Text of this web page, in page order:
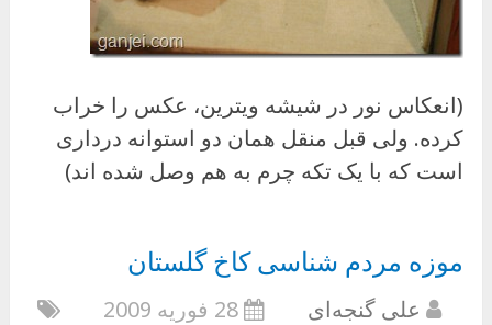
(انعکاس نور در شیشه ویترین، عکس را خراب
کرده. ولی قبل منقل همان دو استوانه درداری
است که با یک تکه چرم به هم وصل شده اند)
موزه مردم شناسی کاخ گلستان
علی گنجه‌ای
28 فوریه 2009